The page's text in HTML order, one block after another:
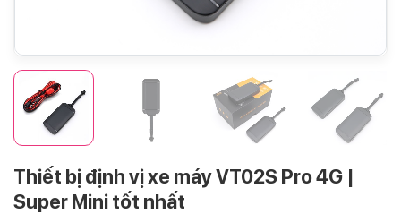
Thiết bị định vị xe máy VT02S Pro 4G |
Super Mini tốt nhất